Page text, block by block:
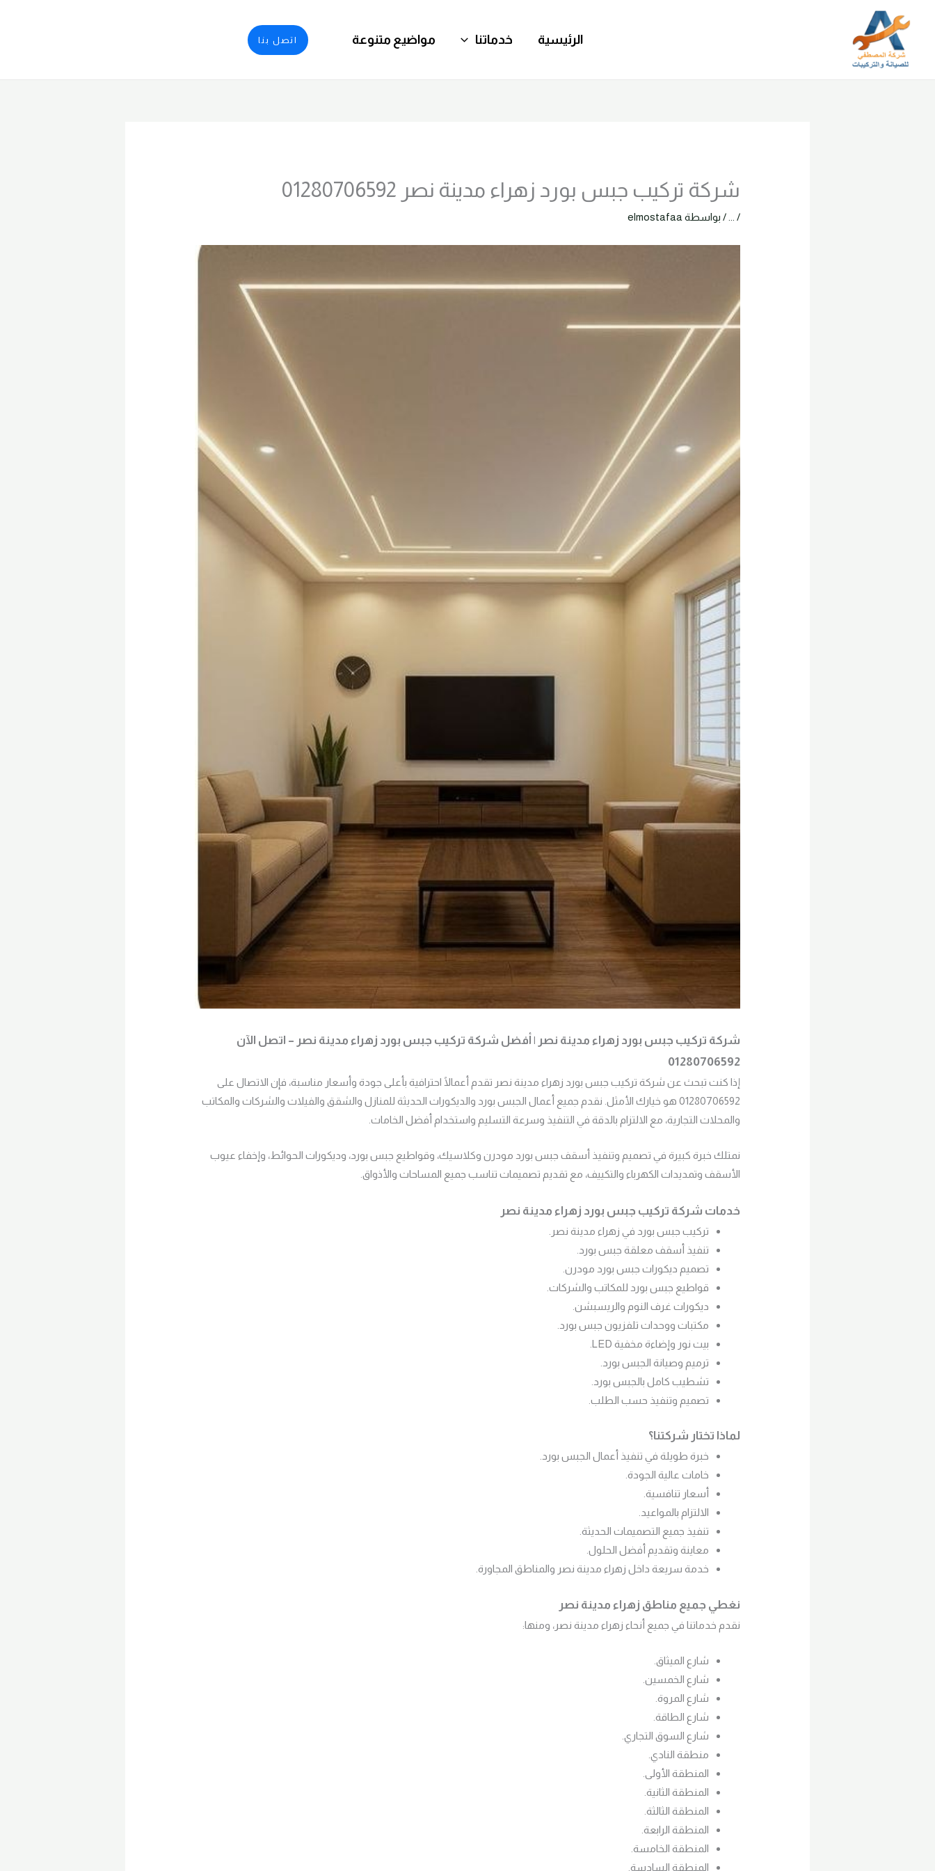
المحتوى
الرئيسية خدماتنا مواضيع متنوعة اتصل بنا
شركة تركيب جبس بورد زهراء مدينة نصر 01280706592
/ / بواسطة elmostafaa
شركة تركيب جبس بورد زهراء مدينة نصر | أفضل شركة تركيب جبس بورد زهراء مدينة نصر – اتصل الآن
01280706592
إذا كنت تبحث عن شركة تركيب جبس بورد زهراء مدينة نصر تقدم أعمالًا احترافية بأعلى جودة وأسعار مناسبة، فإن الاتصال على
01280706592 هو خيارك الأمثل. نقدم جميع أعمال الجبس بورد والديكورات الحديثة للمنازل والشقق والفيلات والشركات والمكاتب
والمحلات التجارية، مع الالتزام بالدقة في التنفيذ وسرعة التسليم واستخدام أفضل الخامات.
نمتلك خبرة كبيرة في تصميم وتنفيذ أسقف جبس بورد مودرن وكلاسيك، وقواطيع جبس بورد، وديكورات الحوائط، وإخفاء عيوب
الأسقف وتمديدات الكهرباء والتكييف، مع تقديم تصميمات تناسب جميع المساحات والأذواق.
خدمات شركة تركيب جبس بورد زهراء مدينة نصر
تركيب جبس بورد في زهراء مدينة نصر.
تنفيذ أسقف معلقة جبس بورد.
تصميم ديكورات جبس بورد مودرن.
قواطيع جبس بورد للمكاتب والشركات.
ديكورات غرف النوم والريسبشن.
مكتبات ووحدات تلفزيون جبس بورد.
بيت نور وإضاءة مخفية LED.
ترميم وصيانة الجبس بورد.
تشطيب كامل بالجبس بورد.
تصميم وتنفيذ حسب الطلب.
لماذا تختار شركتنا؟
خبرة طويلة في تنفيذ أعمال الجبس بورد.
خامات عالية الجودة.
أسعار تنافسية.
الالتزام بالمواعيد.
تنفيذ جميع التصميمات الحديثة.
معاينة وتقديم أفضل الحلول.
خدمة سريعة داخل زهراء مدينة نصر والمناطق المجاورة.
نغطي جميع مناطق زهراء مدينة نصر
نقدم خدماتنا في جميع أنحاء زهراء مدينة نصر، ومنها:
شارع الميثاق.
شارع الخمسين.
شارع المروة.
شارع الطاقة.
شارع السوق التجاري.
منطقة النادي.
المنطقة الأولى.
المنطقة الثانية.
المنطقة الثالثة.
المنطقة الرابعة.
المنطقة الخامسة.
المنطقة السادسة.